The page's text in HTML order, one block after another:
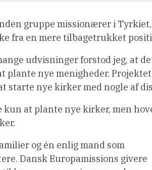
gruppe missionærer i
fra en mere tilbagetrukket
udvisninger forstod jeg, at
plante nye menigheder.
starte nye kirker med nogle af
at plante nye kirker, men
og én enlig mand som
Dansk Europamissions givere